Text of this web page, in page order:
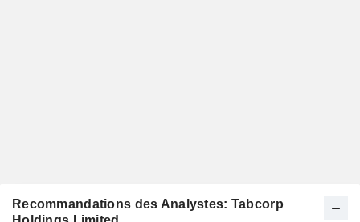
Recommandations des Analystes: Tabcorp